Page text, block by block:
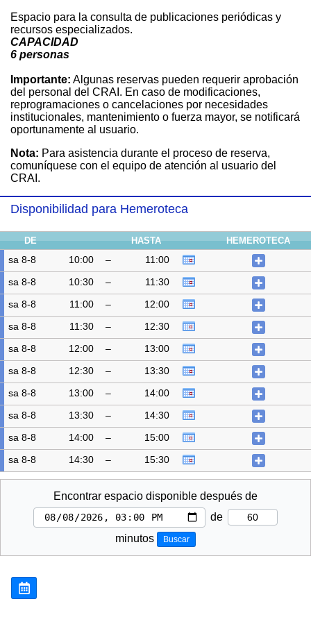
Espacio para la consulta de publicaciones periódicas y
recursos especializados.
CAPACIDAD
6 personas
Importante: Algunas reservas pueden requerir aprobación
del personal del CRAI. En caso de modificaciones,
reprogramaciones o cancelaciones por necesidades
institucionales, mantenimiento o fuerza mayor, se notificará
oportunamente al usuario.
Nota: Para asistencia durante el proceso de reserva,
comuníquese con el equipo de atención al usuario del
CRAI.
Disponibilidad para Hemeroteca
DE HASTA HEMEROTECA
sa 8-8 10:00 –
11:00
sa 8-8
10:30 –
11:30
sa 8-8
11:00 –
12:00
sa 8-8
11:30 –
12:30
sa 8-8
12:00 –
13:00
sa 8-8
12:30 –
13:30
sa 8-8
13:00 –
14:00
sa 8-8
13:30 –
14:30
sa 8-8
14:00 –
15:00
sa 8-8
14:30 – 15:30
Encontrar espacio disponible después de
de
minutos
Buscar